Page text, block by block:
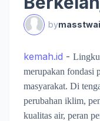
by
kemah.id -
merupakan fondasi
masyarakat. Di
perubahan iklim,
kualitas air, peran